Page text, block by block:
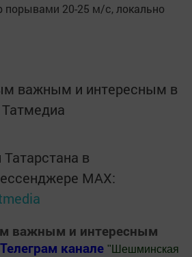
порывами 20-25 м/с, локально
важным и интересным в
Татмедиа
в
MАХ:
важным и интересным
Телеграм канале " Шешминская